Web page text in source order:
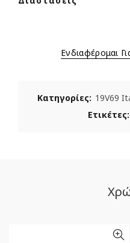
Ενδιαφέρομαι
Κατηγορίες: 19V69
Ετικέτες: